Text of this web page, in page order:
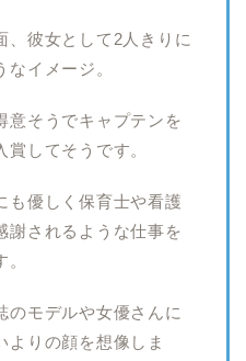
、彼女として2人きりに
イメージ。
意そうでキャプテンを
してそうです。
も優しく保育士や看護
謝されるような仕事を
のモデルや女優さんに
よりの顔を想像しま